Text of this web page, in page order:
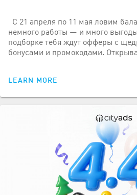
С 21 апреля по 11 мая ловим
немного работы — и много
подборке тебя ждут офферы с
бонусами и промокодами.
LEARN MORE